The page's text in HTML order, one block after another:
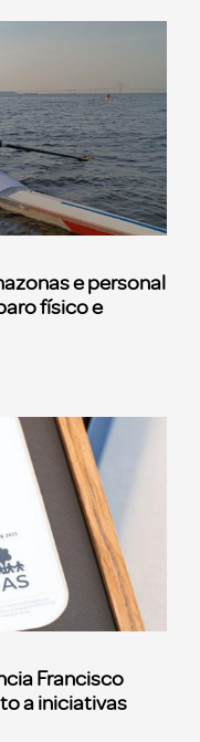
e personal
físico e
Francisco
a iniciativas